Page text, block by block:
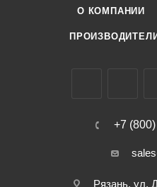
О КОМПАНИИ
ПРОИЗВОДИТЕЛИ
+7
Рязань, ул.